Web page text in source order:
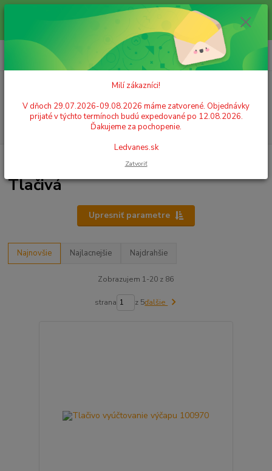
Milí zákazníci! V dňoch 29.07.2026-09.08.2026 máme zatvorené.
Objednávky prijaté v týchto termínoch budú expedované po 12.08.2026.
Ďakujeme za pochopenie. Ledvanes.sk
+421 908 755 958
Po. - Pia. od 9:00 hod. - 16:00 hod.
za0,00 EUR
Tlačivá
Upresniť parametre
Najnovšie Najlacnejšie Najdrahšie
Zobrazujem 1-20 z 86
strana z 5ďalšie
Milí zákazníci!
V dňoch 29.07.2026-09.08.2026 máme zatvorené. Objednávky
prijaté v týchto termínoch budú expedované po 12.08.2026.
Ďakujeme za pochopenie.
Ledvanes.sk
Zatvoriť